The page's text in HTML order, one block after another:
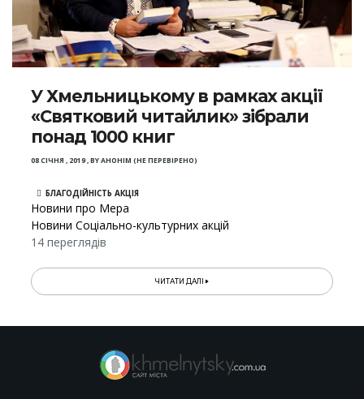
У Хмельницькому в рамках акції
«Святковий читайлик» зібрали
понад 1000 книг
08 СІЧНЯ , 2019,BYАНОНІМ (НЕ ПЕРЕВІРЕНО)
БЛАГОДІЙНІСТЬ АКЦІЯ
Новини про Мера
Новини Соціально-культурних акцій
14 переглядів
ЧИТАТИ ДАЛІ